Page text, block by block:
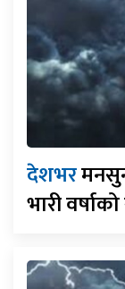
देशभर
भारी